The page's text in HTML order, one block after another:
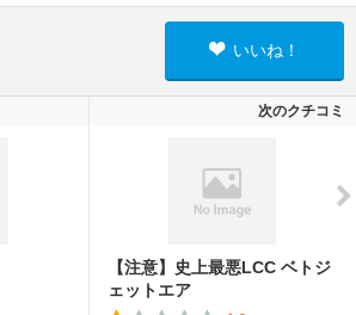
いいね！
次のクチコミ
【注意】史上最悪LCC ベトジ
ェットエア